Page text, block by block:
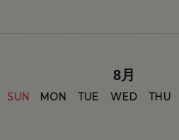
8月
SUN MON TUE WED THU